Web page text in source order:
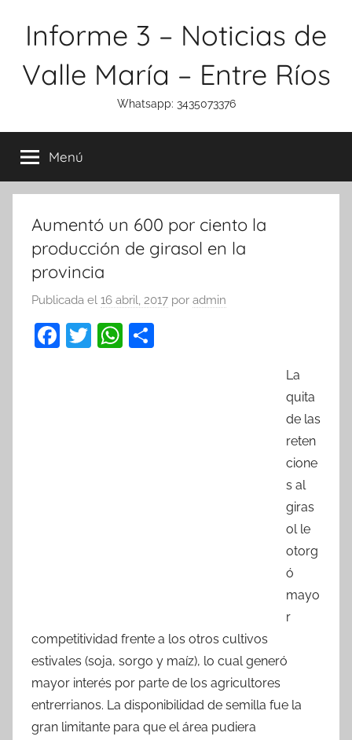
Informe 3 – Noticias de
Valle María – Entre Ríos
Whatsapp: 3435073376
Menú
Aumentó un 600 por ciento la
producción de girasol en la
provincia
Publicada el 16 abril, 2017 por admin
F
T
W
La
quita
de las
reten
cione
s al
giras
ol le
otorg
ó
mayo
r
competitividad frente a los otros cultivos
estivales (soja, sorgo y maíz), lo cual generó
mayor interés por parte de los agricultores
entrerrianos. La disponibilidad de semilla fue la
gran limitante para que el área pudiera